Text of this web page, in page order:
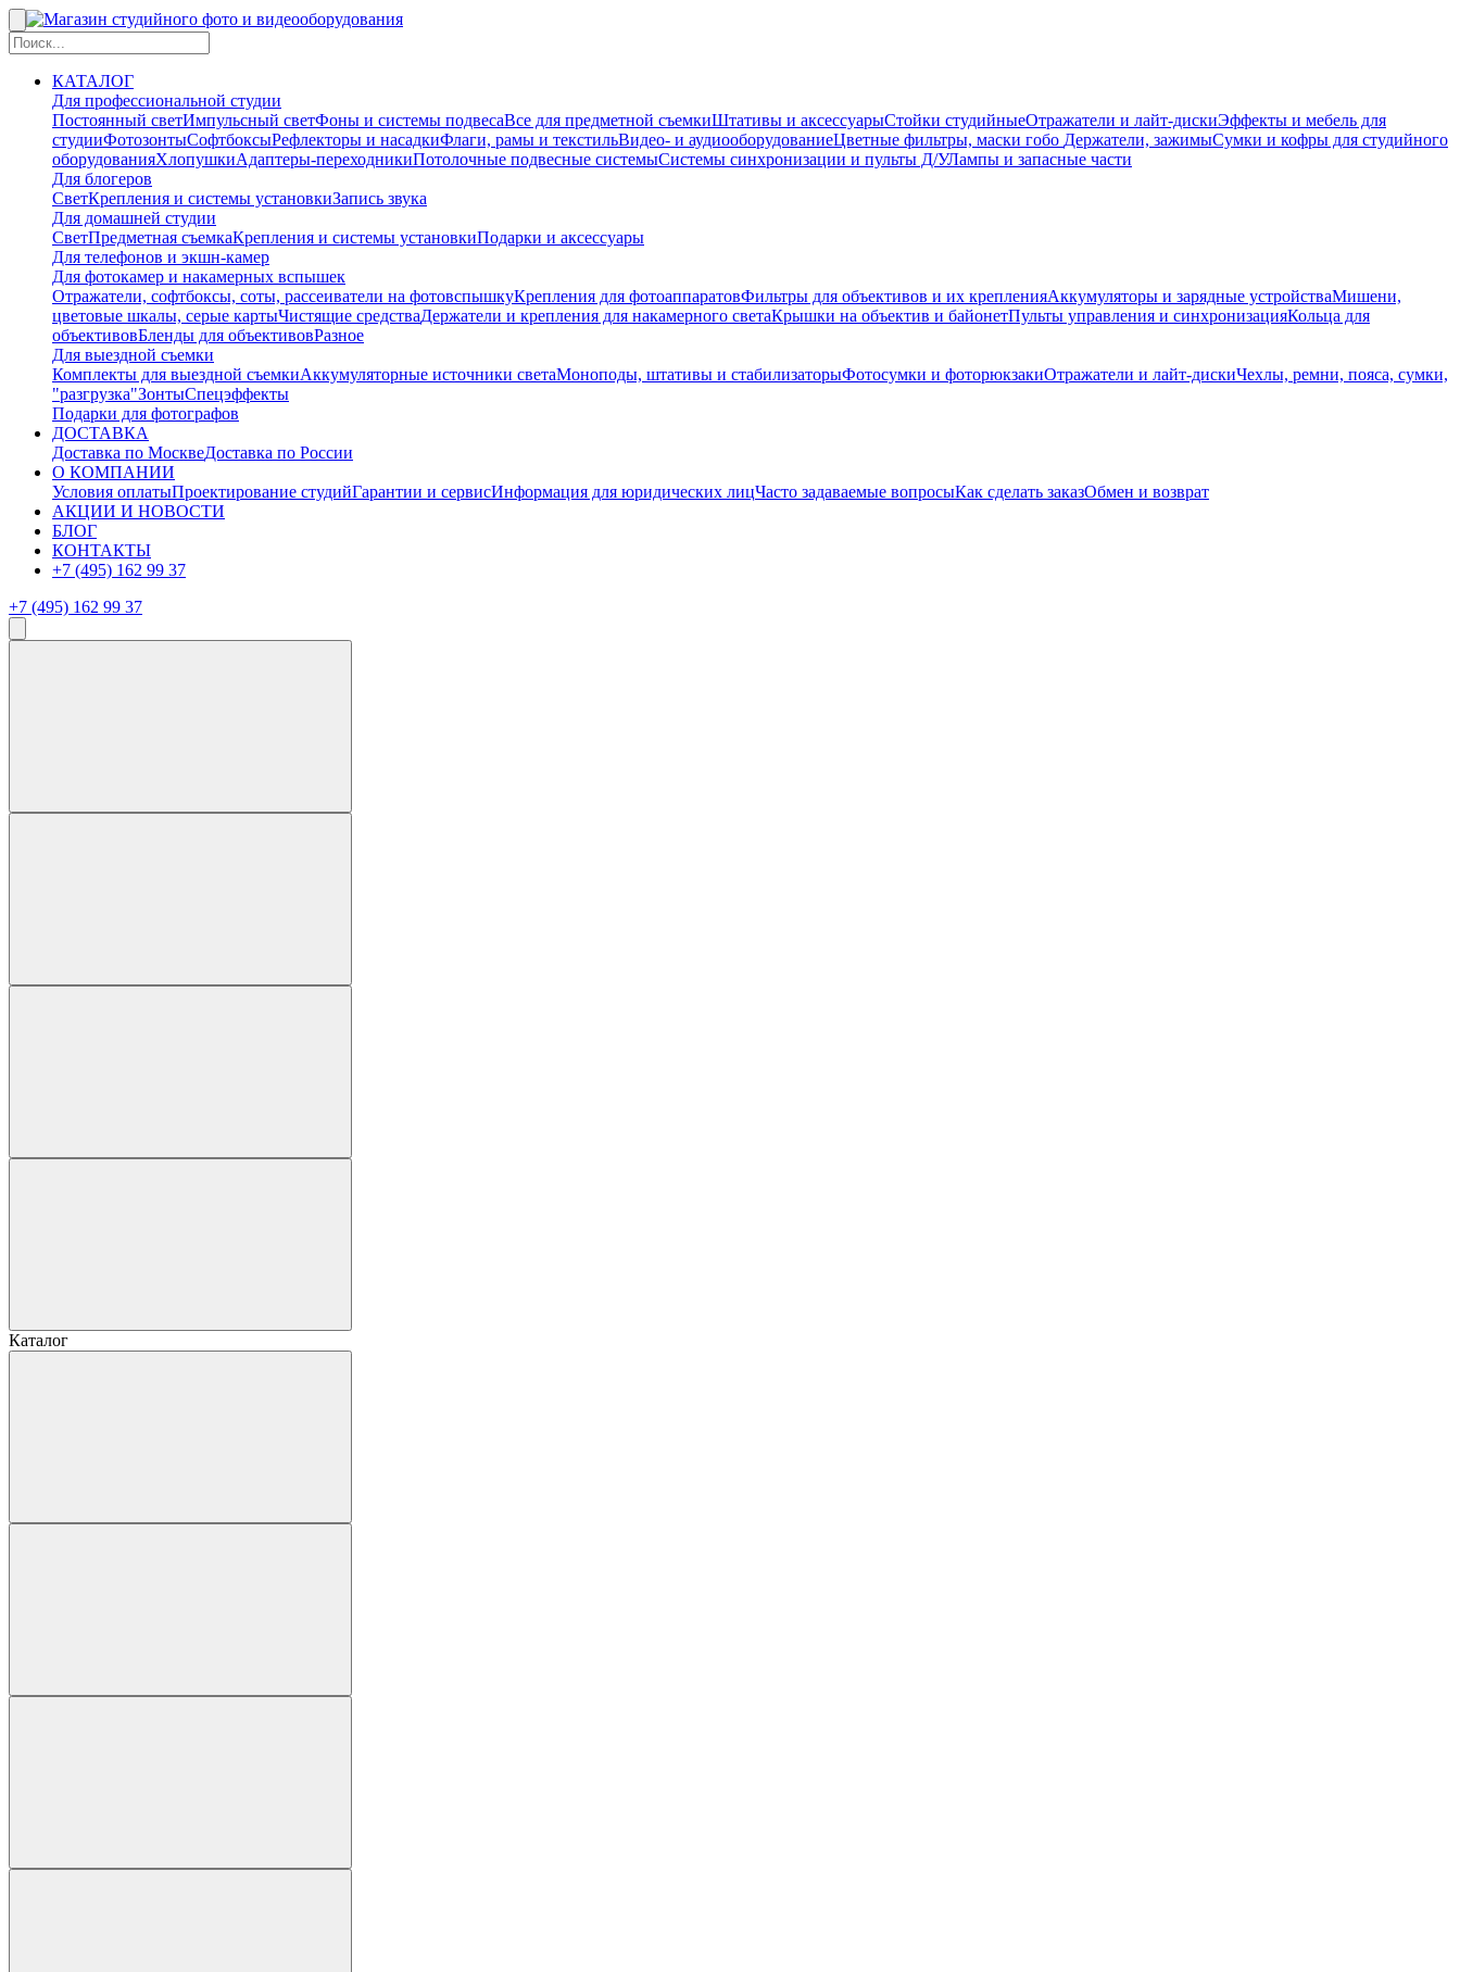
КАТАЛОГ
Для профессиональной студии
Постоянный светИмпульсный светФоны и системы подвесаВсе для предметной съемкиШтативы и аксессуарыСтойки студийныеОтражатели и лайт-дискиЭффекты и мебель для
студииФотозонтыСофтбоксыРефлекторы и насадкиФлаги, рамы и текстильВидео- и аудиооборудованиеЦветные фильтры, маски гобо Держатели, зажимыСумки и кофры для студийного
оборудованияХлопушкиАдаптеры-переходникиПотолочные подвесные системыСистемы синхронизации и пульты Д/УЛампы и запасные части
Для блогеров
СветКрепления и системы установкиЗапись звука
Для домашней студии
СветПредметная съемкаКрепления и системы установкиПодарки и аксессуары
Для телефонов и экшн-камер
Для фотокамер и накамерных вспышек
Отражатели, софтбоксы, соты, рассеиватели на фотовспышкуКрепления для фотоаппаратовФильтры для объективов и их крепленияАккумуляторы и зарядные устройстваМишени,
цветовые шкалы, серые картыЧистящие средстваДержатели и крепления для накамерного светаКрышки на объектив и байонетПульты управления и синхронизацияКольца для
объективовБленды для объективовРазное
Для выездной съемки
Комплекты для выездной съемкиАккумуляторные источники светаМоноподы, штативы и стабилизаторыФотосумки и фоторюкзакиОтражатели и лайт-дискиЧехлы, ремни, пояса, сумки,
"разгрузка"ЗонтыСпецэффекты
Подарки для фотографов
ДОСТАВКА
Доставка по МосквеДоставка по России
О КОМПАНИИ
Условия оплатыПроектирование студийГарантии и сервисИнформация для юридических лицЧасто задаваемые вопросыКак сделать заказОбмен и возврат
АКЦИИ И НОВОСТИ
БЛОГ
КОНТАКТЫ
+7 (495) 162 99 37
+7 (495) 162 99 37
Каталог